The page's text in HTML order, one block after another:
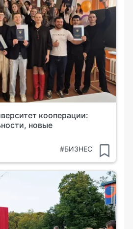
кооперации:
новые
#БИЗНЕС